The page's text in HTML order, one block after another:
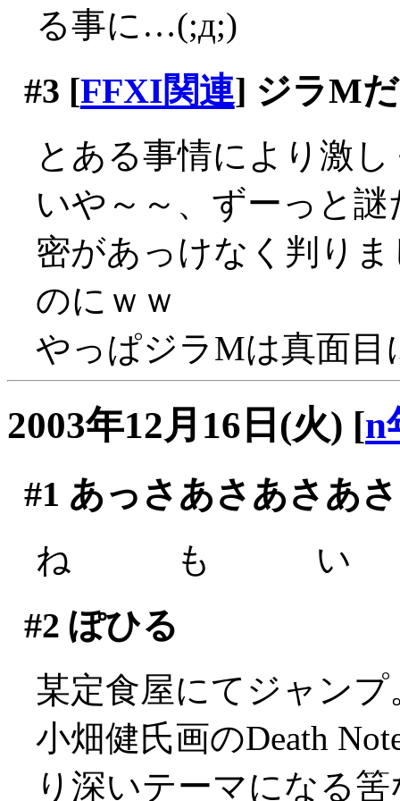
る事に…(;д;)
#3 [FFXI関連] ジラM
とある事情により激
いや～～、ずーっと
密があっけなく判り
のにｗｗ
やっぱジラMは真面
2003年12月16日(火) [n
#1 あっさあさあさあ
ね も い
#2 ぽひる
某定食屋にてジャンプ
小畑健氏画のDeath
り深いテーマになる